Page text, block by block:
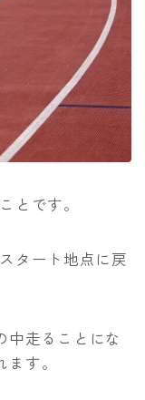
とです。
タート地点に戻
中走ることにな
す。